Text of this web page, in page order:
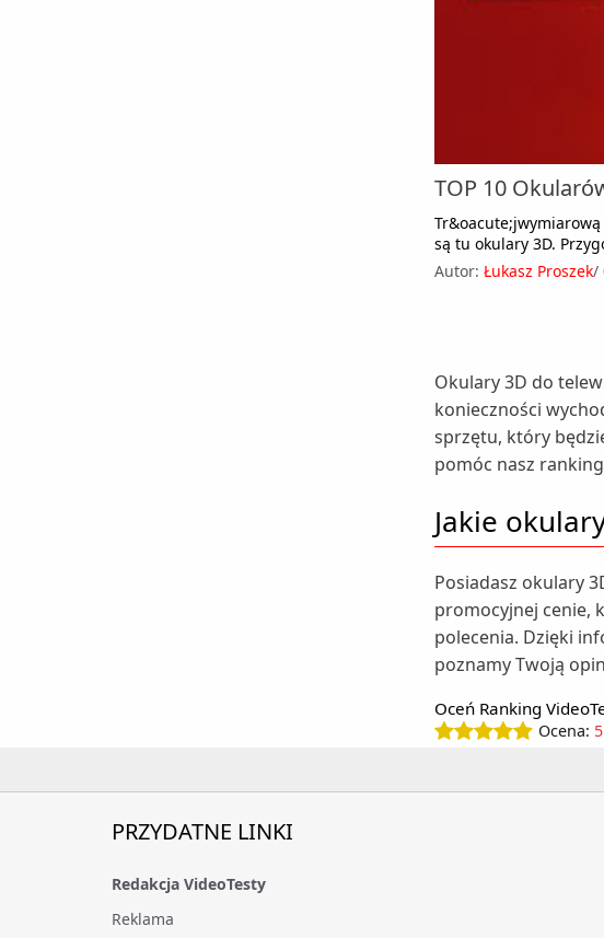
TOP 10
są tu okulary 3D.
Autor: Łukasz Proszek/
Okulary 3D do
konieczności
sprzętu, który
pomóc nasz
Jakie
Posiadasz okulary
promocyjnej cenie,
polecenia. Dzięki
poznamy Twoją
Oceń Ranking
Ocena:
PRZYDATNE LINKI
Redakcja VideoTesty
Reklama